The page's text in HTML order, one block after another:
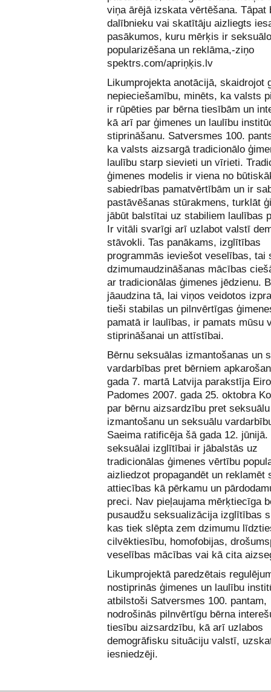
viņa ārējā izskata vērtēšana. Tāpat
dalībnieku vai skatītāju aizliegts
pasākumos, kuru mērķis ir
popularizēšana un reklāma,-ziņo
spektrs.com/apriņķis.lv
Likumprojekta anotācijā, skaidrojot
nepieciešamību, minēts, ka valsts
ir rūpēties par bērna tiesībām un
kā arī par ģimenes un laulību
stiprināšanu. Satversmes 100.
ka valsts aizsargā tradicionālo
laulību starp sievieti un vīrieti.
ģimenes modelis ir viena no
sabiedrības pamatvērtībām un ir
pastāvēšanas stūrakmens, turklāt
jābūt balstītai uz stabiliem laulības
Ir vitāli svarīgi arī uzlabot valstī
stāvokli. Tas panākams, izglītības
programmās ieviešot veselības, tai
dzimumaudzināšanas mācības
ar tradicionālas ģimenes jēdzienu.
jāaudzina tā, lai viņos veidotos
tieši stabilas un pilnvērtīgas
pamatā ir laulības, ir pamats mūsu
stiprināšanai un attīstībai.
Bērnu seksuālas izmantošanas un
vardarbības pret bērniem
gada 7. martā Latvija parakstīja
Padomes 2007. gada 25. oktobra
par bērnu aizsardzību pret seksuālu
izmantošanu un seksuālu
Saeima ratificēja šā gada 12. jūnijā.
seksuālai izglītībai ir jābalstās uz
tradicionālas ģimenes vērtību
aizliedzot propagandēt un reklamēt
attiecības kā pērkamu un
preci. Nav pieļaujama mērķtiecīga
pusaudžu seksualizācija izglītības
kas tiek slēpta zem dzimumu
cilvēktiesību, homofobijas,
veselības mācības vai kā cita
Likumprojektā paredzētais
nostiprinās ģimenes un laulību
atbilstoši Satversmes 100. pantam,
nodrošinās pilnvērtīgu bērna
tiesību aizsardzību, kā arī uzlabos
demogrāfisku situāciju valstī,
iesniedzēji.